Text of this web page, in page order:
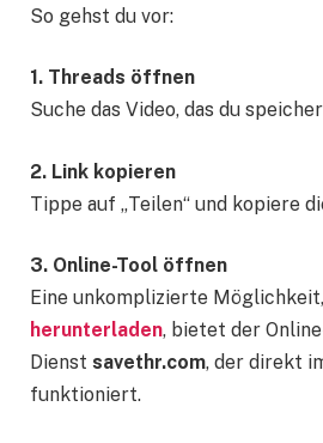
So gehst du vor:
1. Threads öffnen
Suche das Video, das du
2. Link kopieren
Tippe auf „Teilen“ und kopiere
3. Online-Tool öffnen
Eine unkomplizierte Möglichkeit,
herunterladen, bietet der
Dienst savethr.com, der direkt
funktioniert.